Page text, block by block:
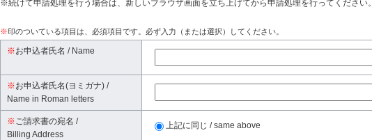
※続けて申請処理を行う場合は、新しいブラウザ画面を立ち上げてから申請処理を行ってください。
※印のついている項目は、必須項目です。必ず入力（または選択）してください。
※お申込者氏名 / Name
※お申込者氏名(ヨミガナ) /
Name in Roman letters
※ご請求書の宛名 /
Billing Address
上記に同じ / same above